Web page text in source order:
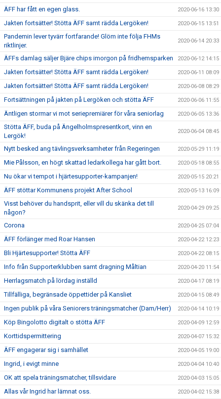
ÄFF har fått en egen glass. 2020-06-16 13:30
Jakten fortsätter! Stötta ÄFF samt rädda Lergöken! 2020-06-15 13:51
Pandemin lever tyvärr fortfarande! Glöm inte följa FHMs
riktlinjer.
2020-06-14 20:33
ÄFFs damlag säljer Bjäre chips imorgon på fridhemsparken 2020-06-12 14:15
Jakten fortsätter! Stötta ÄFF samt rädda Lergöken! 2020-06-11 08:09
Jakten fortsätter! Stötta ÄFF samt rädda Lergöken! 2020-06-08 08:29
Fortsättningen på jakten på Lergöken och stötta ÄFF 2020-06-06 11:55
Äntligen stormar vi mot seriepremiärer för våra seniorlag 2020-06-05 13:36
Stötta ÄFF, buda på Ängelholmspresentkort, vinn en
Lergök!
2020-06-04 08:45
Nytt besked ang tävlingsverksamheter från Regeringen 2020-05-29 11:19
Mie Pålsson, en högt skattad ledarkollega har gått bort. 2020-05-18 08:55
Nu ökar vi tempot i hjärtesupporter-kampanjen! 2020-05-15 20:21
ÄFF stöttar Kommunens projekt After School 2020-05-13 16:09
Visst behöver du handsprit, eller vill du skänka det till
någon?
2020-04-29 09:25
Corona 2020-04-25 07:04
ÄFF förlänger med Roar Hansen 2020-04-22 12:23
Bli Hjärtesupporter! Stötta ÄFF 2020-04-22 08:15
Info från Supporterklubben samt dragning Måltian 2020-04-20 11:54
Herrlagsmatch på lördag inställd 2020-04-17 08:19
Tillfälliga, begränsade öppettider på Kansliet 2020-04-15 08:49
Ingen publik på våra Seniorers träningsmatcher (Dam/Herr) 2020-04-14 10:19
Köp Bingolotto digitalt o stötta ÄFF 2020-04-09 12:59
Korttidspermittering 2020-04-07 15:32
ÄFF engagerar sig i samhället 2020-04-05 19:00
Ingrid, i evigt minne 2020-04-04 10:40
OK att spela träningsmatcher, tillsvidare 2020-04-03 15:05
Allas vår Ingrid har lämnat oss. 2020-04-02 15:38